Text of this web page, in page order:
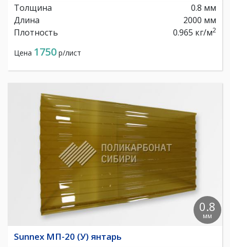
Толщина
0.8 мм
Длина
2000 мм
Плотность
0.965 кг/м2
Цена 1750 р/лист
0.8
мм
Sunnex МП-20 (У) янтарь